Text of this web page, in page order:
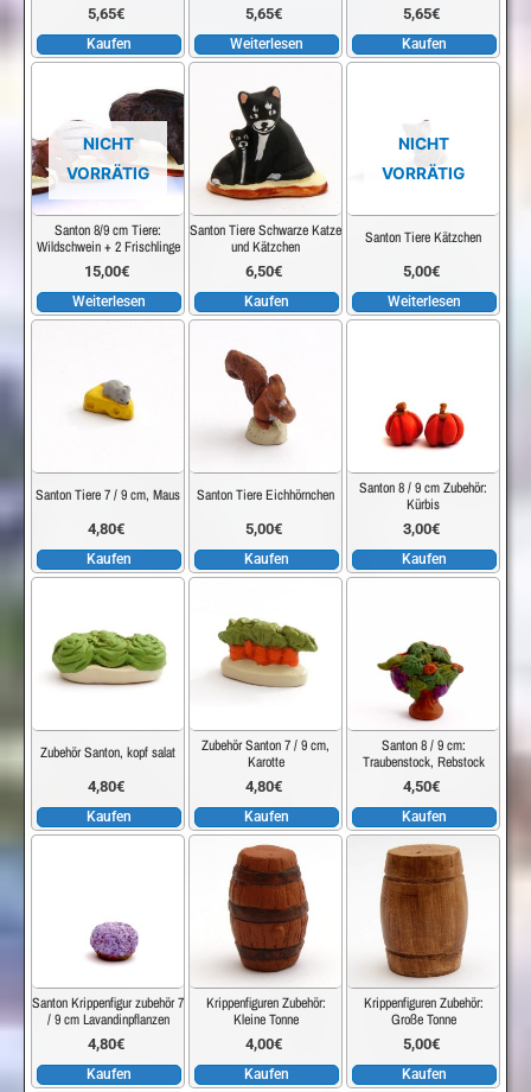
5,65€
Kaufen
5,65€
Weiterlesen
5,65€
Kaufen
NICHT
VORRÄTIG
Santon 8/9 cm Tiere:
Wildschwein + 2 Frischlinge
15,00€
Weiterlesen
Santon Tiere Schwarze Katze
und Kätzchen
6,50€
Kaufen
NICHT
VORRÄTIG
Santon Tiere Kätzchen
5,00€
Weiterlesen
Santon Tiere 7 / 9 cm, Maus
4,80€
Kaufen
Santon Tiere Eichhörnchen
5,00€
Kaufen
Santon 8 / 9 cm Zubehör:
Kürbis
3,00€
Kaufen
Zubehör Santon, kopf salat
4,80€
Kaufen
Zubehör Santon 7 / 9 cm,
Karotte
4,80€
Kaufen
Santon 8 / 9 cm:
Traubenstock, Rebstock
4,50€
Kaufen
Santon Krippenfigur zubehör 7
/ 9 cm Lavandinpflanzen
4,80€
Kaufen
Krippenfiguren Zubehör:
Kleine Tonne
4,00€
Kaufen
Krippenfiguren Zubehör:
Große Tonne
5,00€
Kaufen